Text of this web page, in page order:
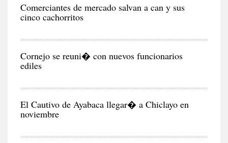
Comerciantes de mercado salvan a can y sus
cinco cachorritos
Cornejo se reuni� con nuevos funcionarios
ediles
El Cautivo de Ayabaca llegar� a Chiclayo en
noviembre